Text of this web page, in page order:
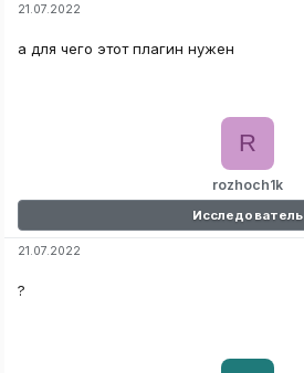
21.07.2022
а для чего этот плагин нужен
rozhoch1k
R
Исследователь
21.07.2022
?